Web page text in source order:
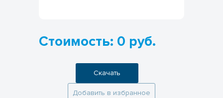
Стоимость: 0 руб.
Скачать
Добавить в избранное